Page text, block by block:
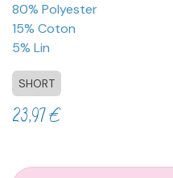
80% Polyester
15% Coton
5% Lin
SHORT
23,97€